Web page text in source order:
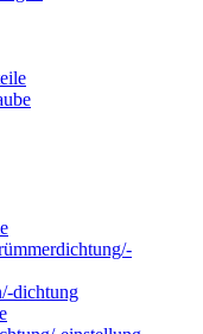
dichtung